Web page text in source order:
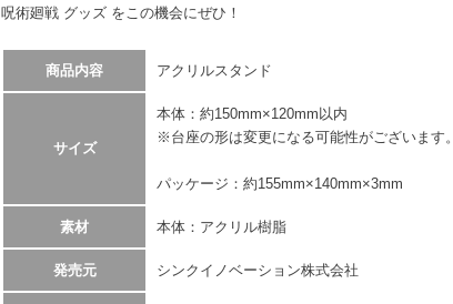
呪術廻戦 グッズ をこの機会にぜひ！
商品内容 アクリルスタンド
サイズ
本体：約150mm×120mm以内
※台座の形は変更になる可能性がございます。
パッケージ：約155mm×140mm×3mm
素材 本体：アクリル樹脂
発売元 シンクイノベーション株式会社